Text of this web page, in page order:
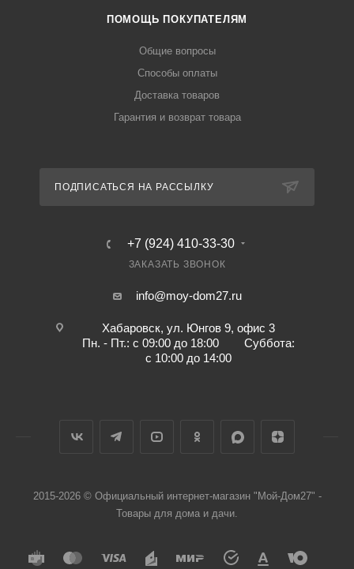
ПОМОЩЬ ПОКУПАТЕЛЯМ
Общие вопросы
Способы оплаты
Доставка товаров
Гарантия и возврат товара
ПОДПИСАТЬСЯ НА РАССЫЛКУ
+7 (924) 410-33-30
ЗАКАЗАТЬ ЗВОНОК
info@moy-dom27.ru
Хабаровск, ул. Юнгов 9, офис 3
Пн. - Пт.: с 09:00 до 18:00 Суббота:
с 10:00 до 14:00
2015-2026 © Официальный интернет-магазин "Мой-Дом27" -
Товары для дома и дачи.